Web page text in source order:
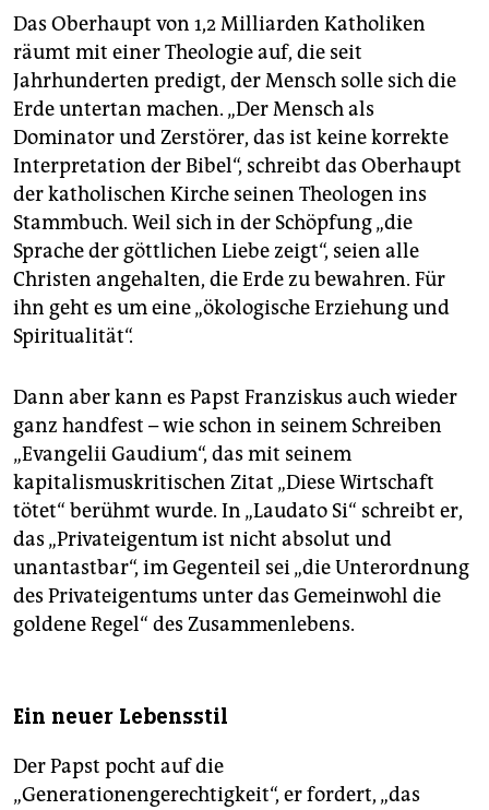
Das Oberhaupt von 1,2 Milliarden Katholiken
räumt mit einer Theologie auf, die seit
Jahrhunderten predigt, der Mensch solle sich die
Erde untertan machen. „Der Mensch als
Dominator und Zerstörer, das ist keine korrekte
Interpretation der Bibel“, schreibt das Oberhaupt
der katholischen Kirche seinen Theologen ins
Stammbuch. Weil sich in der Schöpfung „die
Sprache der göttlichen Liebe zeigt“, seien alle
Christen angehalten, die Erde zu bewahren. Für
ihn geht es um eine „ökologische Erziehung und
Spiritualität“.
Dann aber kann es Papst Franziskus auch wieder
ganz handfest – wie schon in seinem Schreiben
„Evangelii Gaudium“, das mit seinem
kapitalismuskritischen Zitat „Diese Wirtschaft
tötet“ berühmt wurde. In „Laudato Si“ schreibt er,
das „Privateigentum ist nicht absolut und
unantastbar“, im Gegenteil sei „die Unterordnung
des Privateigentums unter das Gemeinwohl die
goldene Regel“ des Zusammenlebens.
Ein neuer Lebensstil
Der Papst pocht auf die
„Generationengerechtigkeit“, er fordert, „das